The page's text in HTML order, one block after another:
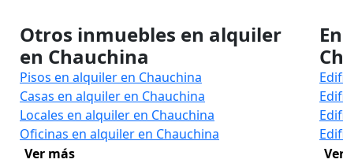
Otros inmuebles en alquiler
en Chauchina
Pisos en alquiler en Chauchina
Casas en alquiler en Chauchina
Locales en alquiler en Chauchina
Oficinas en alquiler en Chauchina
Ver más